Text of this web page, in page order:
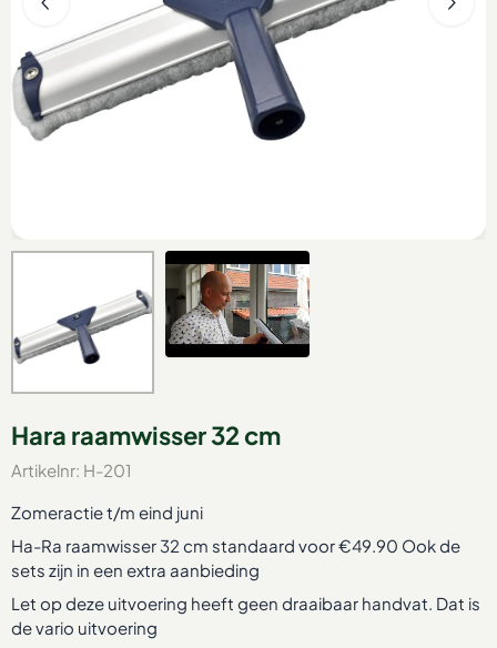
Hara raamwisser 32 cm
Artikelnr: H-201
Zomeractie t/m eind juni
Ha-Ra raamwisser 32 cm standaard voor €49.90 Ook de
sets zijn in een extra aanbieding
Let op deze uitvoering heeft geen draaibaar handvat. Dat is
de vario uitvoering